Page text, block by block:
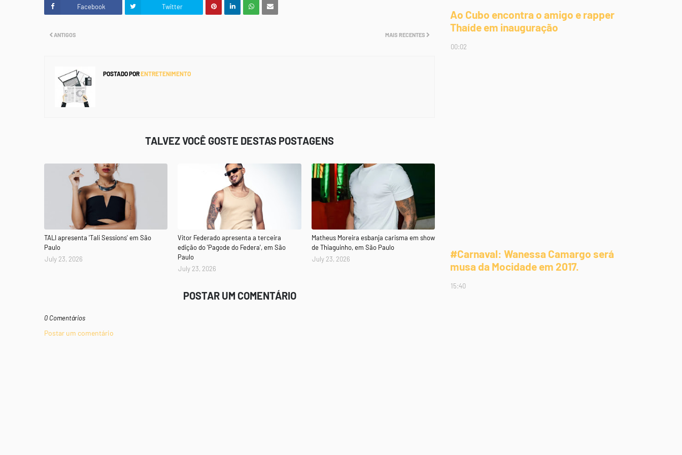
Facebook Twitter
MAIS RECENTES
ANTIGOS
POSTADO PORENTRETENIMENTO
TALVEZ VOCÊ GOSTE DESTAS POSTAGENS
TALI apresenta 'Tali Sessions' em São
Paulo
July 23, 2026
Vitor Federado apresenta a terceira
edição do 'Pagode do Federa', em São
Paulo
July 23, 2026
Matheus Moreira esbanja carisma em show
de Thiaguinho, em São Paulo
July 23, 2026
POSTAR UM COMENTÁRIO
0 Comentários
Postar um comentário
Ao Cubo encontra o amigo e rapper
Thaíde em inauguração
00:02
#Carnaval: Wanessa Camargo será
musa da Mocidade em 2017.
15:40